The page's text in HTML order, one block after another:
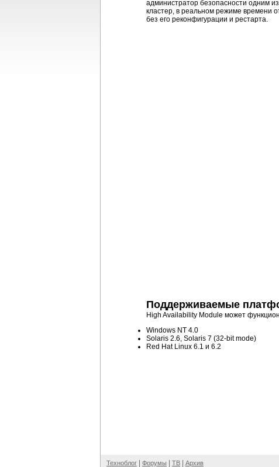
администратор безопасности одним
кластер, в реальном режиме времени
без его реконфигурации и рестарта.
Поддерживаемые
High Availability Module может
Windows NT 4.0
Solaris 2.6, Solaris 7 (32-bit mode)
Red Hat Linux 6.1 и 6.2
Техноблог Форумы ТВ Архив